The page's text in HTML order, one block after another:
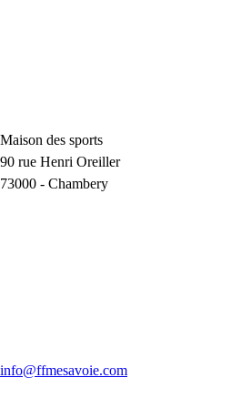
Maison des sports
90 rue Henri Oreiller
73000 - Chambery
info@ffmesavoie.com